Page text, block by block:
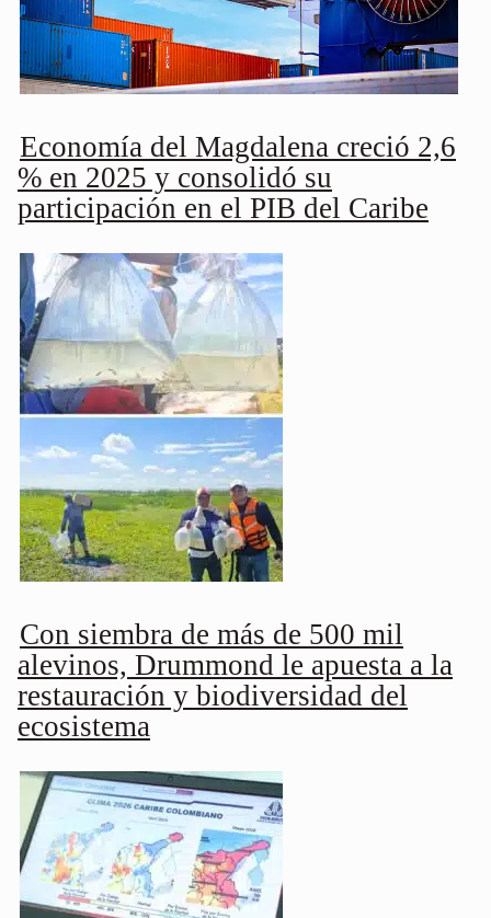
Economía del Magdalena creció 2,6
% en 2025 y consolidó su
participación en el PIB del Caribe
Con siembra de más de 500 mil
alevinos, Drummond le apuesta a la
restauración y biodiversidad del
ecosistema